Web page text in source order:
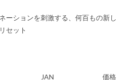
ーションを刺激する、何百もの新し
セット
JAN
価格